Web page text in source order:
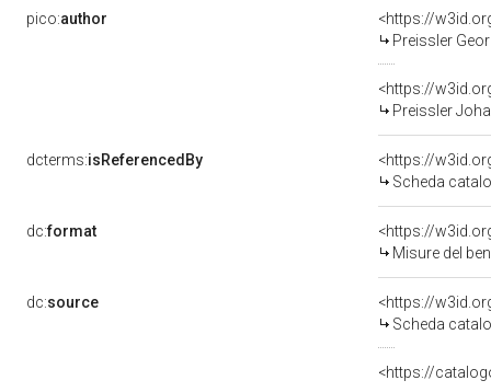
pico:author
<https://
Preissler
<https://
Preissler
dcterms:isReferencedBy
<https://
Scheda
dc:format
<https://
Misure del
dc:source
<https://
Scheda
<https://